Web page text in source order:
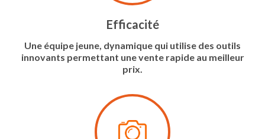
Efficacité
Une équipe jeune, dynamique qui utilise des outils
innovants permettant une vente rapide au meilleur
prix.